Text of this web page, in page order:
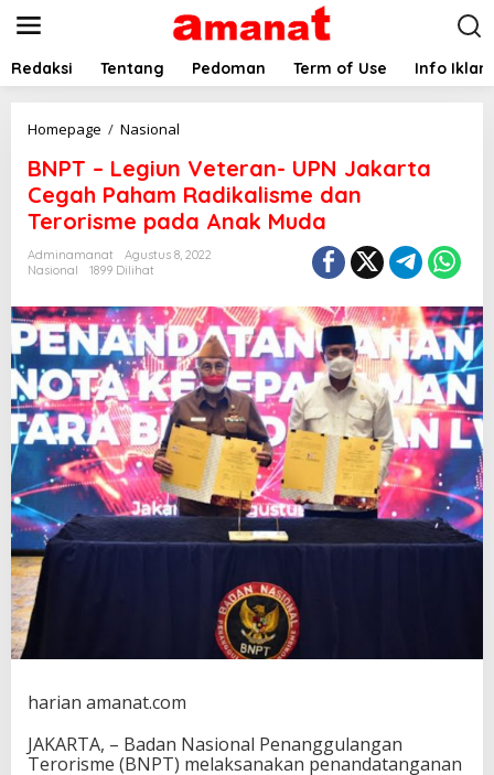
t
Redaksi Tentang Pedoman Term of Use Info Iklan
Homepage / Nasional
P
T
L
e
g
u
n
V
e
t
e
r
a
-
U
P
N
t
C
g
a
BNPT – Legiun Veteran- UPN Jakarta
Cegah Paham Radikalisme dan
Terorisme pada Anak Muda
Adminamanat
Agustus 8, 2022
Nasional
1899 Dilihat
harian amanat.com
JAKARTA, – Badan Nasional Penanggulangan
Terorisme (BNPT) melaksanakan penandatanganan